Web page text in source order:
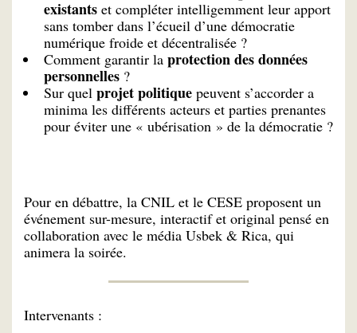
existants et compléter intelligemment leur apport
sans tomber dans l’écueil d’une démocratie
numérique froide et décentralisée ?
Comment garantir la protection des données
personnelles ?
Sur quel projet politique peuvent s’accorder a
minima les différents acteurs et parties prenantes
pour éviter une « ubérisation » de la démocratie ?
Pour en débattre, la CNIL et le CESE proposent un
événement sur-mesure, interactif et original pensé en
collaboration avec le média Usbek & Rica, qui
animera la soirée.
Intervenants :